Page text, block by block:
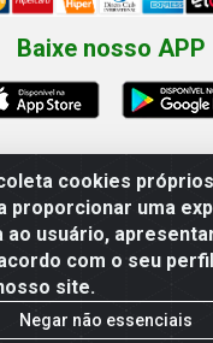
cookies
proporcionar uma
ao usuário,
com o seu
site.
Negar não essenciais
Baixe nosso APP
Materiais Eletricos - Av.
- Distrito Industrial,
062 - CNPJ